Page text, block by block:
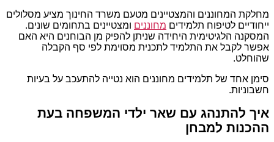
מחלקת המחוננים והמצטיינים מטעם משרד החינוך מציע מסלולים
ייחודיים לטיפוח תלמידים מחוננים ומצטיינים בתחומים שונים.
המסקנה הלגיטימית היחידה שניתן להפיק מן הבוחנים היא האם
אפשר לקבל את התלמיד לתכנית מסוימת לפי סף הקבלה
שהוחלט.
סימן אחד של תלמידים מחוננים הוא נטייה להתעכב על בעיות
חשבוניות.
איך להתנהג עם שאר ילדי המשפחה בעת
ההכנות למבחן